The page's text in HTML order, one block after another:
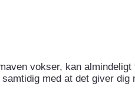
vokser, kan
med at det giver dig